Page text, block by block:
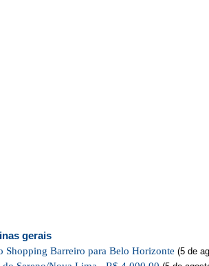
gerais
Shopping Barreiro para Belo Horizonte (5 de